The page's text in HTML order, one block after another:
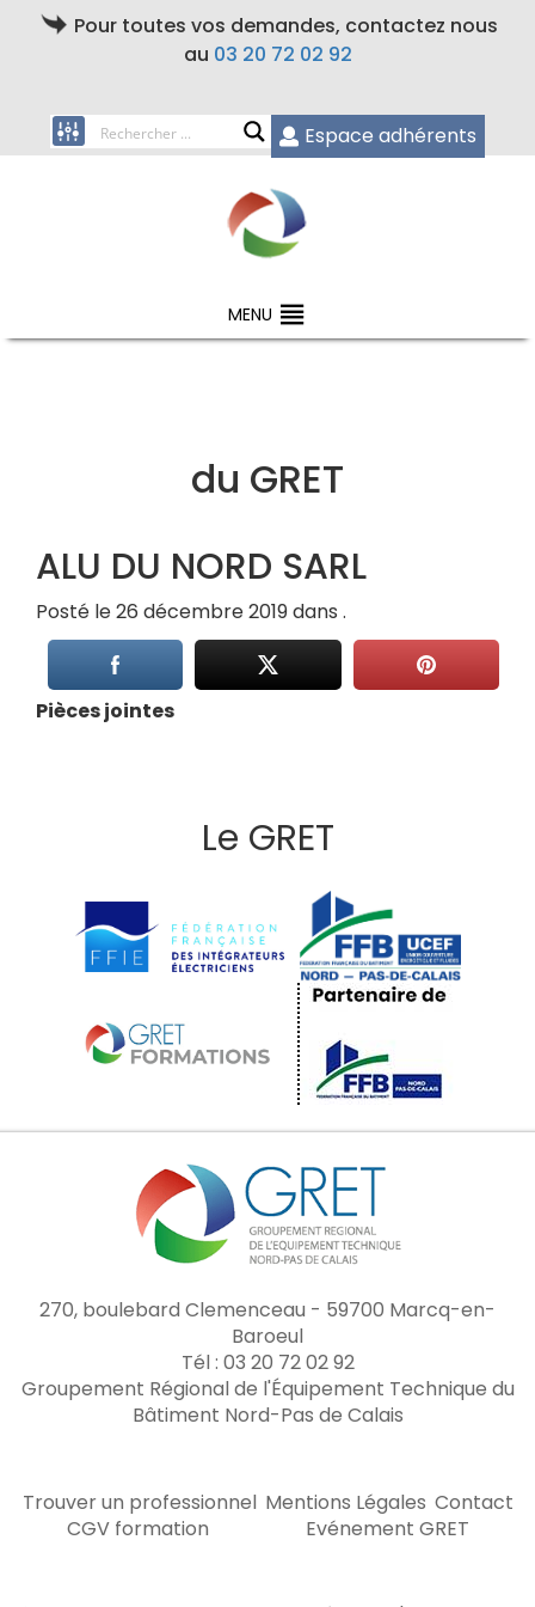
Pour toutes vos demandes, contactez nous
au 03 20 72 02 92
Espace adhérents
MENU
du GRET
ALU DU NORD SARL
Posté le 26 décembre 2019 dans .
Pièces jointes
Le GRET
270, boulebard Clemenceau - 59700 Marcq-en-
Baroeul
Tél : 03 20 72 02 92
Groupement Régional de l'Équipement Technique du
Bâtiment Nord-Pas de Calais
Trouver un professionnel Mentions Légales Contact
CGV formation
Evénement GRET